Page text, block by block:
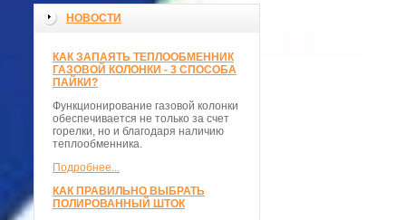
НОВОСТИ
КАК ЗАПАЯТЬ ТЕПЛООБМЕННИК
ГАЗОВОЙ КОЛОНКИ - 3 СПОСОБА
ПАЙКИ?
Функционирование газовой колонки
обеспечивается не только за счет
горелки, но и благодаря наличию
теплообменника.
Подробнее...
КАК ПРАВИЛЬНО ВЫБРАТЬ
ПОЛИРОВАННЫЙ ШТОК